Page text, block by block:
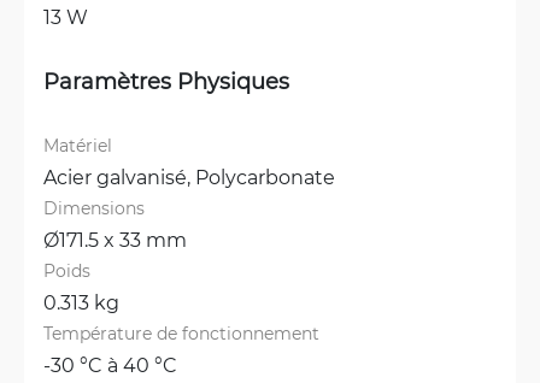
13 W
Paramètres Physiques
Matériel
Acier galvanisé, Polycarbonate
Dimensions
Ø171.5 x 33 mm
Poids
0.313 kg
Température de fonctionnement
-30 °C à 40 °C